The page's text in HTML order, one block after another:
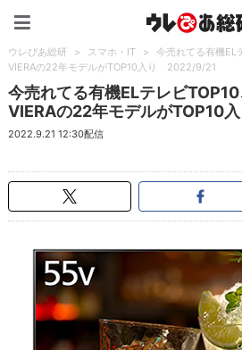
ウレぴあ総研 > スマホ・IT >
今売れてる有機EL
VIERAの22年モデルがTOP10入り 2022/9/21
今売れてる有機ELテレビ
VIERAの22年モデルが
2022.9.21 12:30配信